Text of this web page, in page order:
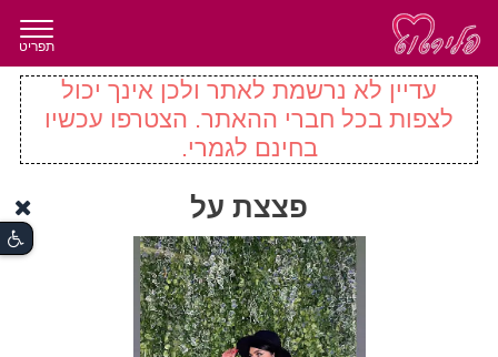
תפריט
עדיין לא נרשמת לאתר ולכן אינך יכול
לצפות בכל חברי ההאתר. הצטרפו עכשיו
בחינם לגמרי.
פצצת על